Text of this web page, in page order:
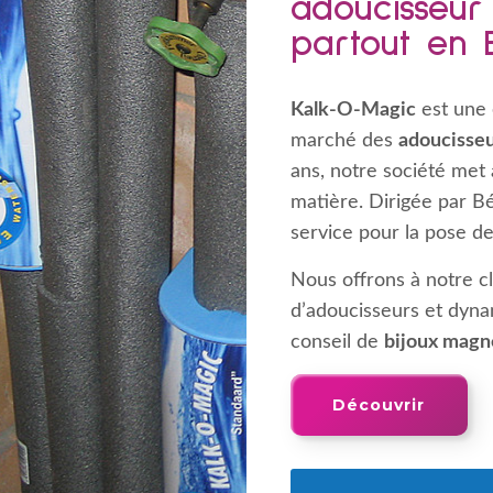
partout en
Kalk-O-Magic est une
marché des
ans, notre société
matière. Dirigée par
service pour la pose
Nous offrons à notre
d’adoucisseurs et
conseil de bijoux
Découvrir